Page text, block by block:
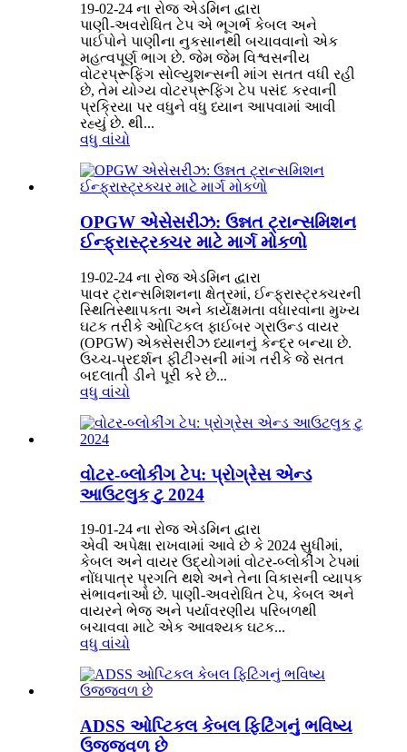
19-02-24 ના રોજ એડમિન દ્વારા
પાણી-અવરોધિત ટેપ એ ભૂગર્ભ કેબલ અને
પાઈપોને પાણીના નુકસાનથી બચાવવાનો એક
મહત્વપૂર્ણ ભાગ છે. જેમ જેમ વિશ્વસનીય
વોટરપ્રૂફિંગ સોલ્યુશન્સની માંગ સતત વધી રહી
છે, તેમ યોગ્ય વોટરપ્રૂફિંગ ટેપ પસંદ કરવાની
પ્રક્રિયા પર વધુને વધુ ધ્યાન આપવામાં આવી
રહ્યું છે. થી...
વધુ વાંચો
OPGW એસેસરીઝ: ઉન્નત ટ્રાન્સમિશન
ઈન્ફ્રાસ્ટ્રક્ચર માટે માર્ગ મોકળો
19-02-24 ના રોજ એડમિન દ્વારા
પાવર ટ્રાન્સમિશનના ક્ષેત્રમાં, ઈન્ફ્રાસ્ટ્રક્ચરની
સ્થિતિસ્થાપકતા અને કાર્યક્ષમતા વધારવાના મુખ્ય
ઘટક તરીકે ઓપ્ટિકલ ફાઈબર ગ્રાઉન્ડ વાયર
(OPGW) એક્સેસરીઝ ધ્યાનનું કેન્દ્ર બન્યા છે.
ઉચ્ચ-પ્રદર્શન ફીટીંગ્સની માંગ તરીકે જે સતત
બદલાતી ડીને પૂરી કરે છે...
વધુ વાંચો
વોટર-બ્લોકીંગ ટેપ: પ્રોગ્રેસ એન્ડ
આઉટલુક ટુ 2024
19-01-24 ના રોજ એડમિન દ્વારા
એવી અપેક્ષા રાખવામાં આવે છે કે 2024 સુધીમાં,
કેબલ અને વાયર ઉદ્યોગમાં વોટર-બ્લોકીંગ ટેપમાં
નોંધપાત્ર પ્રગતિ થશે અને તેના વિકાસની વ્યાપક
સંભાવનાઓ છે. પાણી-અવરોધિત ટેપ, કેબલ અને
વાયરને ભેજ અને પર્યાવરણીય પરિબળથી
બચાવવા માટે એક આવશ્યક ઘટક...
વધુ વાંચો
ADSS ઓપ્ટિકલ કેબલ ફિટિંગનું ભવિષ્ય
ઉજ્જવળ છે